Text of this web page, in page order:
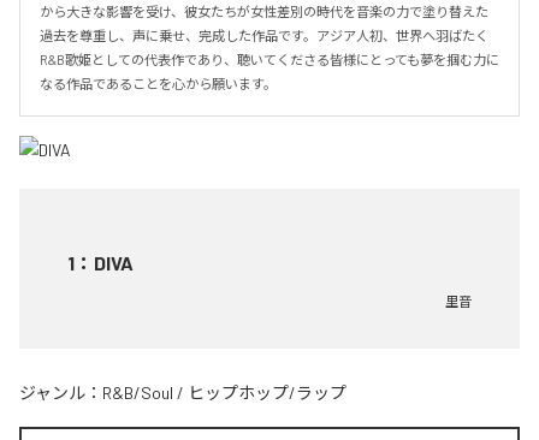
から大きな影響を受け、彼女たちが女性差別の時代を音楽の力で塗り替えた
過去を尊重し、声に乗せ、完成した作品です。アジア人初、世界へ羽ばたく
R&B歌姫としての代表作であり、聴いてくださる皆様にとっても夢を掴む力に
なる作品であることを心から願います。
1 ： DIVA
里音
ジャンル： R&B/Soul / ヒップホップ/ラップ